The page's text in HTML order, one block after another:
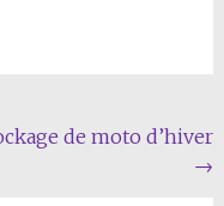
de moto d’hiver
→